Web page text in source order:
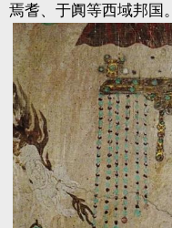
焉耆、于阗等西域邦国。